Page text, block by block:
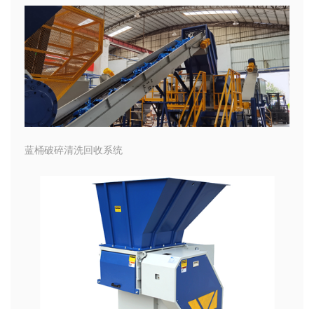
蓝桶破碎清洗回收系统